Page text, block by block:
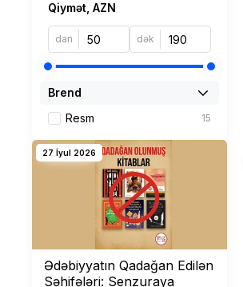
Qiymət, AZN
dan dək
Brend
Resm
15
27 İyul 2026
Ədəbiyyatın Qadağan Edilən
Səhifələri: Senzuraya